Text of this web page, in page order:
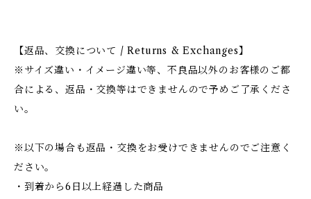
【返品、交換について / Returns & Exchanges】
※サイズ違い・イメージ違い等、不良品以外のお客様のご都
合による、返品・交換等はできませんので予めご了承くださ
い。
※以下の場合も返品・交換をお受けできませんのでご注意く
ださい。
・到着から6日以上経過した商品